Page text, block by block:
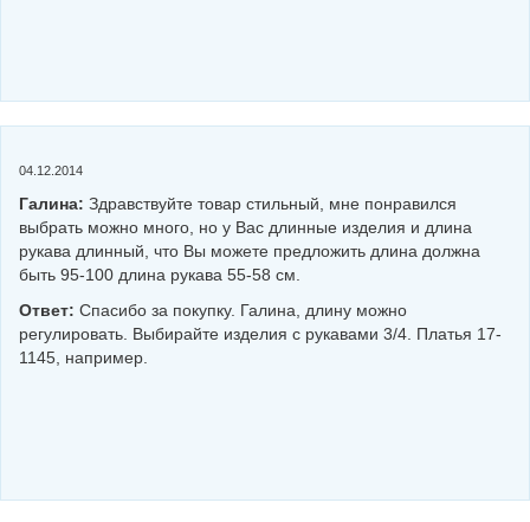
04.12.2014
Галина: Здравствуйте товар стильный, мне понравился
выбрать можно много, но у Вас длинные изделия и длина
рукава длинный, что Вы можете предложить длина должна
быть 95-100 длина рукава 55-58 см.
Ответ: Спасибо за покупку. Галина, длину можно
регулировать. Выбирайте изделия с рукавами 3/4. Платья 17-
1145, например.